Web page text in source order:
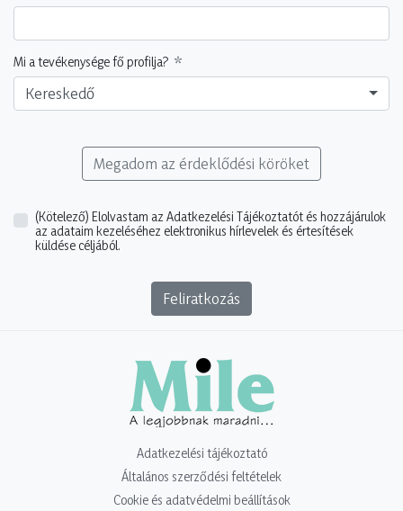
Mi a tevékenysége fő profilja?
Kereskedő
Megadom az érdeklődési köröket
(Kötelező) Elolvastam az Adatkezelési Tájékoztatót és hozzájárulok
az adataim kezeléséhez elektronikus hírlevelek és értesítések
küldése céljából.
Feliratkozás
Adatkezelési tájékoztató
Általános szerződési feltételek
Cookie és adatvédelmi beállítások